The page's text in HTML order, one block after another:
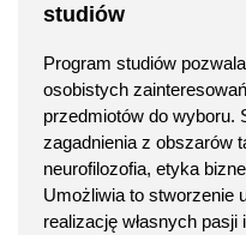
studiów
Program studiów
osobistych
przedmiotów do wyboru.
zagadnienia z obszarów
neurofilozofia, etyka
Umożliwia to stworzenie
realizację własnych pasji